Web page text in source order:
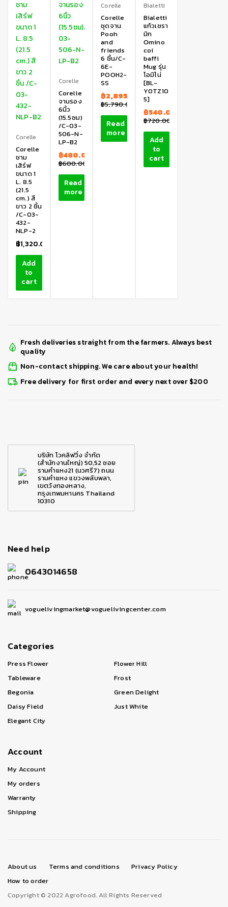
Corelle
Corelle
ชาม
เสิร์ฟ
ขนาด 1
L. 8.5
(21.5
cm.) สี
ขาว 2 ชิ้น
/C-03-
432-
NLP-2
฿1,320.00
Add
to
cart
Corelle
Corelle
จานรอง
6นิ้ว
(15.5ซม)
/C-03-
506-N-
LP-B2
฿600.00
฿480.00
Read
more
Corelle
Corelle
ชุดจาน
Pooh
and
friends
6 ชิ้น/C-
6E-
POOH2-
SS
฿5,790.00
฿2,895.00
Read
more
Bialetti
Bialetti
แก้วเซรา
มิก
Omino
coi
baffi
Mug รุ่น
โอมิโน่
[BL-
Y0TZ10
5]
฿720.00
฿540.00
Add
to
cart
Fresh deliveries straight from the farmers. Always best
quality
Non-contact shipping. We care about your health!
Free delivery for first order and every next over $200
บริษัท โวคลิฟวิ่ง จำกัด
(สำนักงานใหญ่) 50,52 ซอย
รามคำแหง21 (นวศรี7) ถนน
รามคำแหง แขวงพลับพลา,
เขตวังทองหลาง,
กรุงเทพมหานคร Thailand
10310
Need help
0643014658
voguelivingmarket@voguelivingcenter.com
Categories
Press Flower
Tableware
Begonia
Daisy Field
Elegant City
Flower Hill
Frost
Green Delight
Just White
Account
My Account
My orders
Warranty
Shipping
About us Terms and conditions
Privacy Policy
How to order
Copyright © 2022 Agrofood. All Rights Reserved